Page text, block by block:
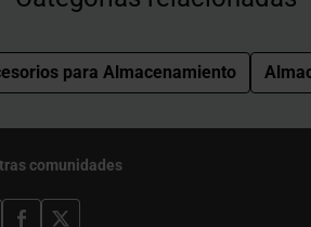
para Almacenamiento
comunidades